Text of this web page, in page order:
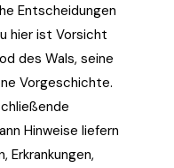
Entscheidungen
hier ist Vorsicht
des Wals, seine
Vorgeschichte.
Hinweise liefern
Erkrankungen,